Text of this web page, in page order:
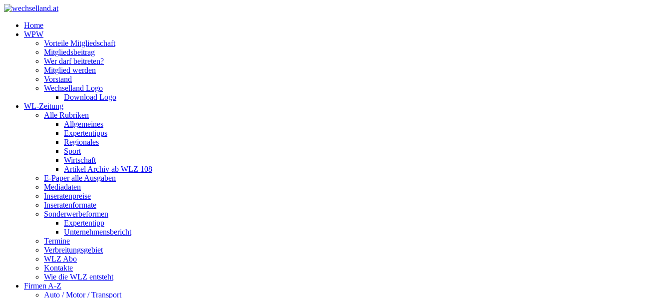
Home
WPW
Vorteile Mitgliedschaft
Mitgliedsbeitrag
Wer darf beitreten?
Mitglied werden
Vorstand
Wechselland Logo
Download Logo
WL-Zeitung
Alle Rubriken
Allgemeines
Expertentipps
Regionales
Sport
Wirtschaft
Artikel Archiv ab WLZ 108
E-Paper alle Ausgaben
Mediadaten
Inseratenpreise
Inseratenformate
Sonderwerbeformen
Expertentipp
Unternehmensbericht
Termine
Verbreitungsgebiet
WLZ Abo
Kontakte
Wie die WLZ entsteht
Firmen A-Z
Auto / Motor / Transport